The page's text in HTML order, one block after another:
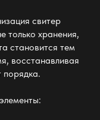
свитер
только хранения,
становится тем
восстанавливая
порядка.